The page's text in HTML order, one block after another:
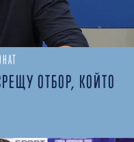
ОТБОР, КОЙТО